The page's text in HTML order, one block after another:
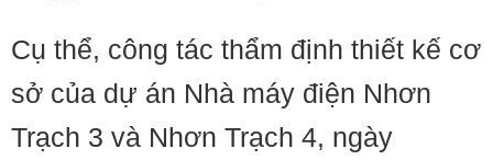
Cụ thể, công tác thẩm định thiết kế cơ
sở của dự án Nhà máy điện Nhơn
Trạch 3 và Nhơn Trạch 4, ngày